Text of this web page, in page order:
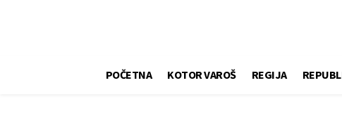
POČETNA KOTOR VAROŠ REGIJA